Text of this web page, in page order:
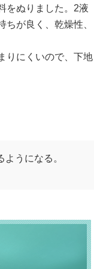
をぬりました。2液
が良く、乾燥性、
りにくいので、下地
うになる。